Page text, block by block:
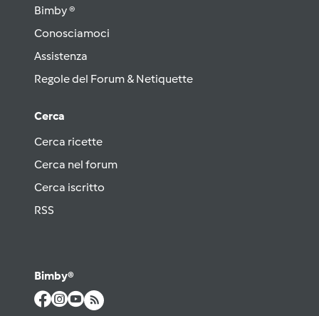
Bimby ®
Conosciamoci
Assistenza
Regole del Forum & Netiquette
Cerca
Cerca ricette
Cerca nel forum
Cerca iscritto
RSS
Bimby®